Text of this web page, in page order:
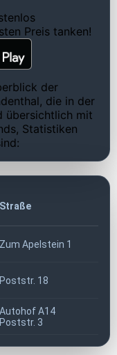
Preis tanken!
der
die in der
übersichtlich mit
Statistiken
Straße
Zum Apelstein 1
Poststr. 18
Autohof A14
Poststr. 3